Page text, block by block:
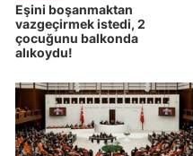
Eşini boşanmaktan
vazgeçirmek istedi, 2
çocuğunu balkonda
alıkoydu!